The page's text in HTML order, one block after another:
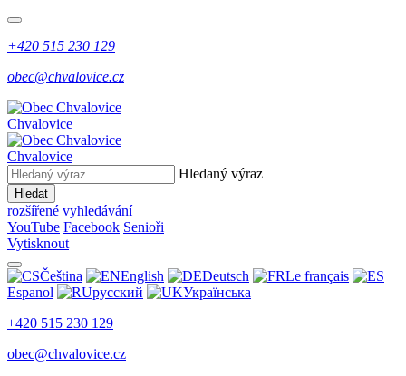
+420 515 230 129
obec@chvalovice.cz
Chvalovice
Chvalovice
Hledaný výraz
Hledat
rozšířené vyhledávání
YouTube Facebook Senioři
Vytisknout
Čeština English Deutsch
Le français
Espanol
русский
Українська
+420 515 230 129
obec@chvalovice.cz